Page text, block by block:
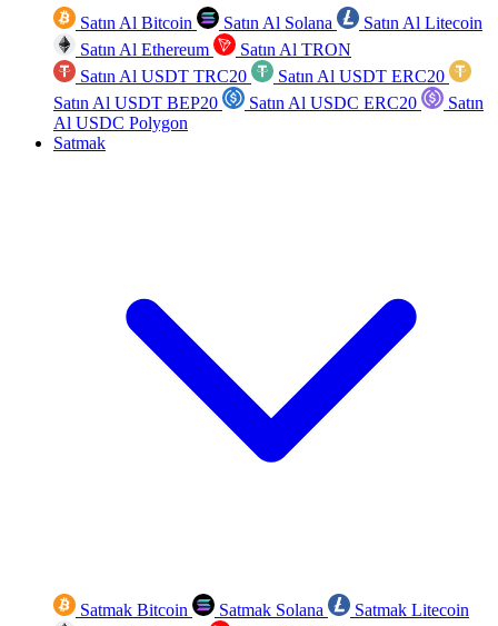
Satın Al Bitcoin Satın Al Solana
Satın Al Litecoin
Satın Al Ethereum
Satın Al TRON
Satın Al USDT TRC20
Satın Al USDT ERC20
Satın Al USDT BEP20
Satın Al USDC ERC20
Satın
Al USDC Polygon
Satmak
Satmak Bitcoin Satmak Solana
Satmak Litecoin